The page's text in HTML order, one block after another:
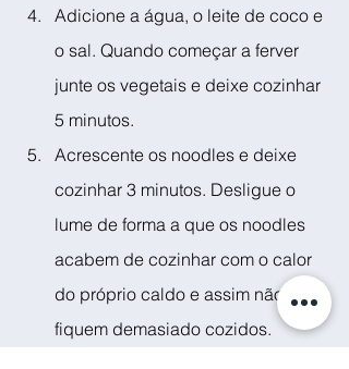
Adicione a água, o leite de coco e
o sal. Quando começar a ferver
junte os vegetais e deixe cozinhar
5 minutos.
Acrescente os noodles e deixe
cozinhar 3 minutos. Desligue o
lume de forma a que os noodles
acabem de cozinhar com o calor
do próprio caldo e assim não
fiquem demasiado cozidos.